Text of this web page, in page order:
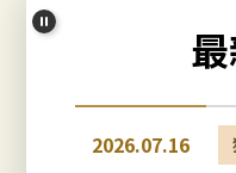
2026.07.16